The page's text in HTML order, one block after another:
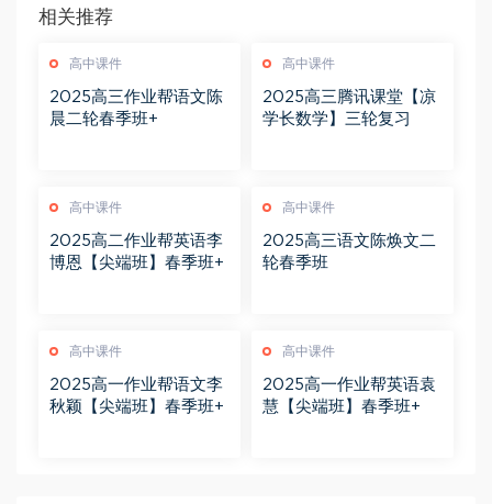
相关推荐
高中课件
2025高三作业帮语文陈
晨二轮春季班+
高中课件
2025高三腾讯课堂【凉
学长数学】三轮复习
高中课件
2025高二作业帮英语李
博恩【尖端班】春季班+
高中课件
2025高三语文陈焕文二
轮春季班
高中课件
2025高一作业帮语文李
秋颖【尖端班】春季班+
高中课件
2025高一作业帮英语袁
慧【尖端班】春季班+